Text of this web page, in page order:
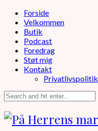
Forside
Velkommen
Butik
Podcast
Foredrag
Støt mig
Kontakt
Privatlivspolitik